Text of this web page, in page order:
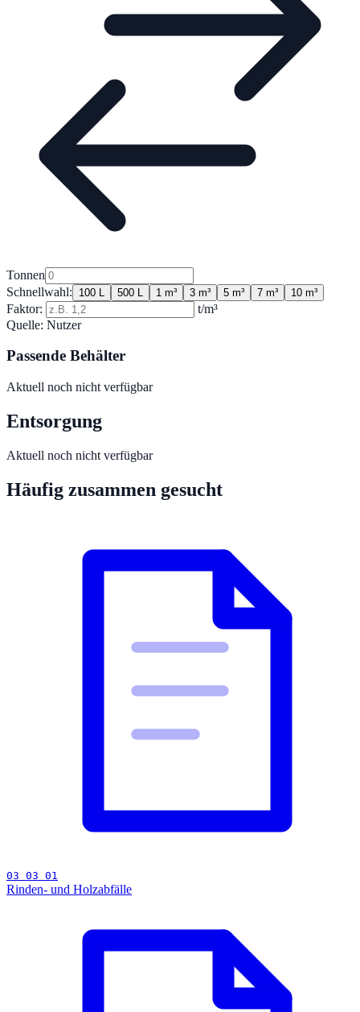
Tonnen
Schnellwahl:
100 L 500 L 1 m³ 3 m³ 5 m³ 7 m³ 10 m³
Faktor:
t/m³
Quelle: Nutzer
Passende Behälter
Aktuell noch nicht verfügbar
Entsorgung
Aktuell noch nicht verfügbar
Häufig zusammen gesucht
03 03 01
Rinden- und Holzabfälle